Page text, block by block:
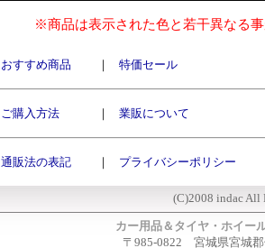
※商品は表示された色と若干異なる
おすすめ商品 ｜ 特価セール
ご購入方法 ｜ 業販について
通販法の表記 ｜ プライバシーポリシー
(C)2008 indac All
カー用品＆タイヤ・ホイー
〒985-0822 宮城県宮城